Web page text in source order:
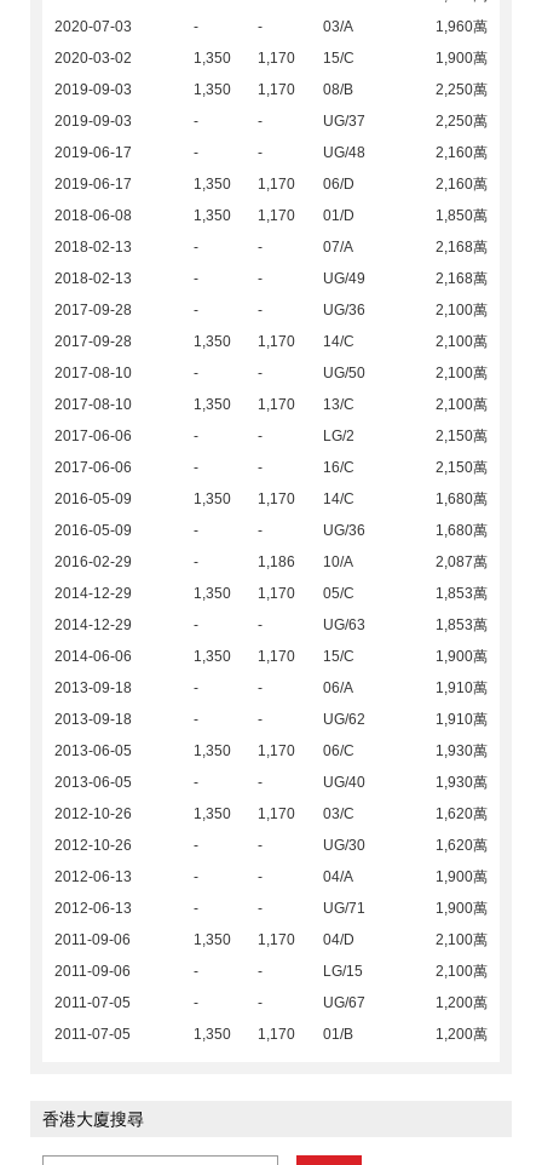
2020-07-03
- - 03/A
1,960萬
2020-03-02
1,350 1,170 15/C
1,900萬
2019-09-03
1,350 1,170 08/B
2,250萬
2019-09-03
- - UG/37
2,250萬
2019-06-17
- - UG/48
2,160萬
2019-06-17
1,350 1,170 06/D
2,160萬
2018-06-08
1,350 1,170 01/D
1,850萬
2018-02-13
- - 07/A
2,168萬
2018-02-13
- - UG/49
2,168萬
2017-09-28
- - UG/36
2,100萬
2017-09-28
1,350 1,170 14/C
2,100萬
2017-08-10
- - UG/50
2,100萬
2017-08-10
1,350 1,170 13/C
2,100萬
2017-06-06
- - LG/2
2,150萬
2017-06-06
- - 16/C
2,150萬
2016-05-09
1,350 1,170 14/C
1,680萬
2016-05-09
- - UG/36
1,680萬
2016-02-29
- 1,186 10/A
2,087萬
2014-12-29
1,350 1,170 05/C
1,853萬
2014-12-29
- - UG/63
1,853萬
2014-06-06
1,350 1,170 15/C
1,900萬
2013-09-18
- - 06/A
1,910萬
2013-09-18
- - UG/62
1,910萬
2013-06-05
1,350 1,170 06/C
1,930萬
2013-06-05
- - UG/40
1,930萬
2012-10-26
1,350 1,170 03/C
1,620萬
2012-10-26
- - UG/30
1,620萬
2012-06-13
- - 04/A
1,900萬
2012-06-13
- - UG/71
1,900萬
2011-09-06
1,350 1,170 04/D
2,100萬
2011-09-06
- - LG/15
2,100萬
2011-07-05
- - UG/67
1,200萬
2011-07-05
1,350 1,170 01/B 1,200萬
香港大廈搜尋